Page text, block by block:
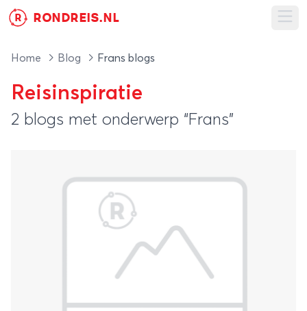
R RONDREIS.NL
Home Blog Frans blogs
Reisinspiratie
2 blogs met onderwerp “Frans”